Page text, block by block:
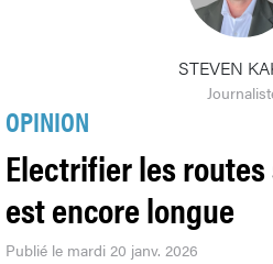
STEVEN
OPINION
Electrifier les
est encore longue
Publié le mardi 20 janv. 2026